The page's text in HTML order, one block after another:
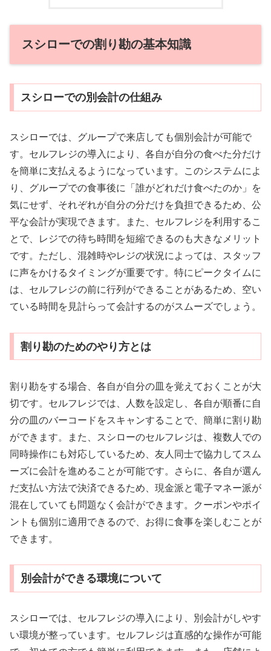
スシローでの割り勘の基本知識
スシローでの別会計の仕組み
スシローでは、グループで来店しても個別会計が可能で
す。セルフレジの導入により、各自が自分の食べた分だけ
を簡単に支払えるようになっています。このシステムによ
り、グループでの食事後に「誰がどれだけ食べたのか」を
気にせず、それぞれが自分の分だけを負担できるため、公
平な会計が実現できます。また、セルフレジを利用するこ
とで、レジでの待ち時間を短縮できるのも大きなメリット
です。ただし、混雑時やレジの状況によっては、スタッフ
に声をかけるタイミングが重要です。特にピークタイムに
は、セルフレジの前に行列ができることがあるため、空い
ている時間を見計らって会計するのがスムーズでしょう。
割り勘のためのやり方とは
割り勘をする場合、各自が自分の皿を覚えておくことが大
切です。セルフレジでは、人数を設定し、各自が順番に自
分の皿のバーコードをスキャンすることで、簡単に割り勘
ができます。また、スシローのセルフレジは、複数人での
同時操作にも対応しているため、友人同士で協力してスム
ーズに会計を進めることが可能です。さらに、各自が選ん
だ支払い方法で決済できるため、現金派と電子マネー派が
混在していても問題なく会計ができます。クーポンやポイ
ントも個別に適用できるので、お得に食事を楽しむことが
できます。
別会計ができる環境について
スシローでは、セルフレジの導入により、別会計がしやす
い環境が整っています。セルフレジは直感的な操作が可能